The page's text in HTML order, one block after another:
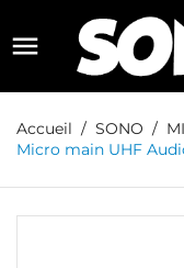

Accueil SONO
Micro main UHF